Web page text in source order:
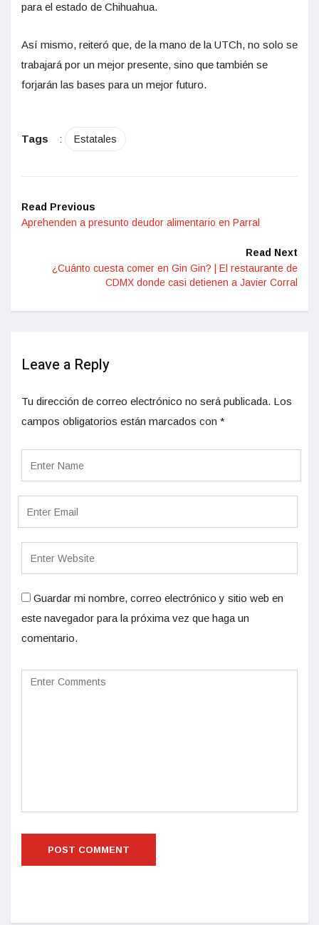
para el estado de Chihuahua.
Así mismo, reiteró que, de la mano de la UTCh, no solo se
trabajará por un mejor presente, sino que también se
forjarán las bases para un mejor futuro.
Tags : Estatales
Read Previous
Aprehenden a presunto deudor alimentario en Parral
Read Next
¿Cuánto cuesta comer en Gin Gin? | El restaurante de
CDMX donde casi detienen a Javier Corral
Leave a Reply
Tu dirección de correo electrónico no será publicada. Los
campos obligatorios están marcados con *
Guardar mi nombre, correo electrónico y sitio web en
este navegador para la próxima vez que haga un
comentario.